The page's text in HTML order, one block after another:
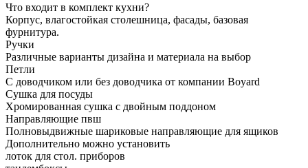
Что входит в комплект кухни?
Корпус, влагостойкая столешница, фасады, базовая
фурнитура.
Ручки
Различные варианты дизайна и материала на выбор
Петли
С доводчиком или без доводчика от компании Boyard
Сушка для посуды
Хромированная сушка с двойным поддоном
Направляющие пвш
Полновыдвижные шариковые направляющие для ящиков
Дополнительно можно установить
лоток для стол. приборов